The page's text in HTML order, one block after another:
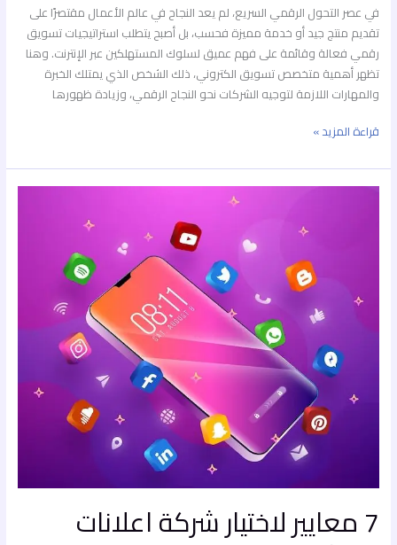
في عصر التحول الرقمي السريع، لم يعد النجاح في عالم الأعمال مقتصرًا على
تقديم منتج جيد أو خدمة مميزة فحسب، بل أصبح يتطلب استراتيجيات تسويق
رقمي فعالة وقائمة على فهم عميق لسلوك المستهلكين عبر الإنترنت. وهنا
تظهر أهمية متخصص تسويق الكتروني، ذلك الشخص الذي يمتلك الخبرة
والمهارات اللازمة لتوجيه الشركات نحو النجاح الرقمي، وزيادة ظهورها
قراءة المزيد »
7 معايير لاختيار شركة اعلانات
سوشيال
في